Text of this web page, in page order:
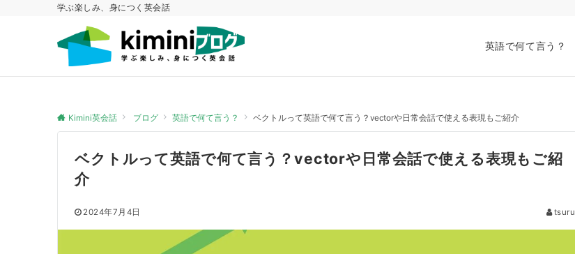
学ぶ楽しみ、身につく英会話
英語で何て言う？
Kimini英会話 ブログ 英語で何て言う？ ベクトルって英語で何て言う？vectorや日常会話で使える表現もご紹介
ベクトルって英語で何て言う？vectorや日常会話で使える表現もご紹
介
2024年7月4日 tsuru